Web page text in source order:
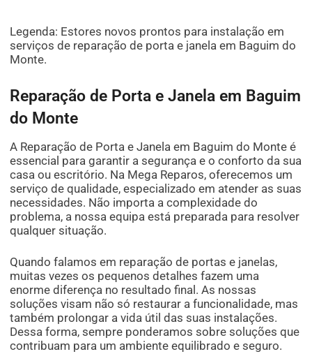
Legenda: Estores novos prontos para instalação em
serviços de reparação de porta e janela em Baguim do
Monte.
Reparação de Porta e Janela em Baguim
do Monte
A Reparação de Porta e Janela em Baguim do Monte é
essencial para garantir a segurança e o conforto da sua
casa ou escritório. Na Mega Reparos, oferecemos um
serviço de qualidade, especializado em atender as suas
necessidades. Não importa a complexidade do
problema, a nossa equipa está preparada para resolver
qualquer situação.
Quando falamos em reparação de portas e janelas,
muitas vezes os pequenos detalhes fazem uma
enorme diferença no resultado final. As nossas
soluções visam não só restaurar a funcionalidade, mas
também prolongar a vida útil das suas instalações.
Dessa forma, sempre ponderamos sobre soluções que
contribuam para um ambiente equilibrado e seguro.